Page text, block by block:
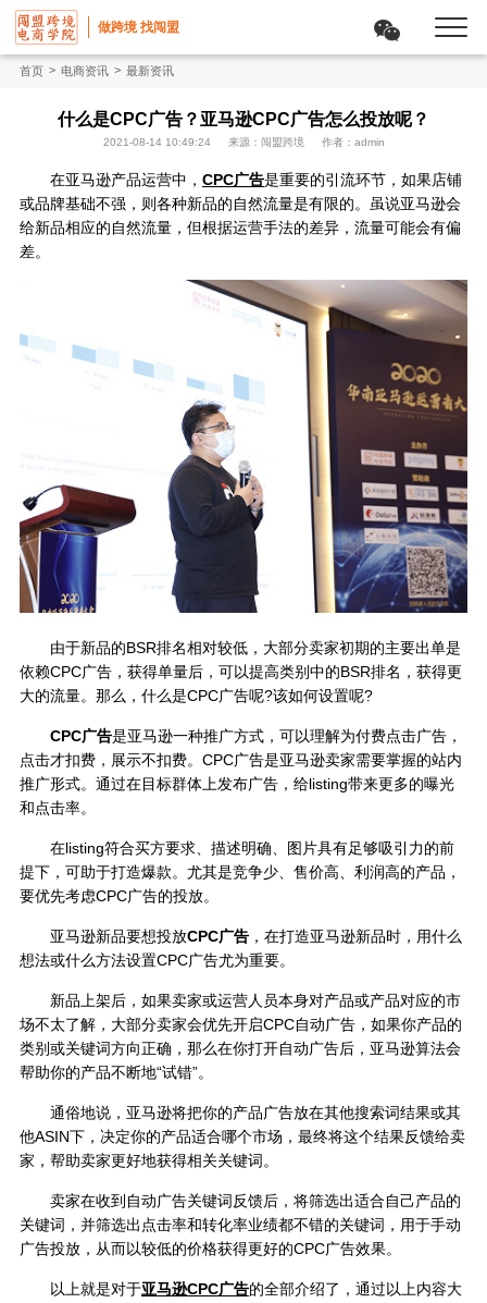
做跨境 找闯盟
首页 > 电商资讯 > 最新资讯
什么是CPC广告？亚马逊CPC广告怎么投放呢？
2021-08-14 10:49:24 来源：闯盟跨境 作者：admin
在亚马逊产品运营中， CPC广告是重要的引流环节，如果店铺
或品牌基础不强，则各种新品的自然流量是有限的。虽说亚马逊会
给新品相应的自然流量，但根据运营手法的差异，流量可能会有偏
差。
由于新品的BSR排名相对较低，大部分卖家初期的主要出单是
依赖CPC广告，获得单量后，可以提高类别中的BSR排名，获得更
大的流量。那么，什么是CPC广告呢?该如何设置呢?
CPC广告是亚马逊一种推广方式，可以理解为付费点击广告，
点击才扣费，展示不扣费。CPC广告是亚马逊卖家需要掌握的站内
推广形式。通过在目标群体上发布广告，给listing带来更多的曝光
和点击率。
在listing符合买方要求、描述明确、图片具有足够吸引力的前
提下，可助于打造爆款。尤其是竞争少、售价高、利润高的产品，
要优先考虑CPC广告的投放。
亚马逊新品要想投放CPC广告，在打造亚马逊新品时，用什么
想法或什么方法设置CPC广告尤为重要。
新品上架后，如果卖家或运营人员本身对产品或产品对应的市
场不太了解，大部分卖家会优先开启CPC自动广告，如果你产品的
类别或关键词方向正确，那么在你打开自动广告后，亚马逊算法会
帮助你的产品不断地“试错”。
通俗地说，亚马逊将把你的产品广告放在其他搜索词结果或其
他ASIN下，决定你的产品适合哪个市场，最终将这个结果反馈给卖
家，帮助卖家更好地获得相关关键词。
卖家在收到自动广告关键词反馈后，将筛选出适合自己产品的
关键词，并筛选出点击率和转化率业绩都不错的关键词，用于手动
广告投放，从而以较低的价格获得更好的CPC广告效果。
以上就是对于亚马逊CPC广告的全部介绍了，通过以上内容大